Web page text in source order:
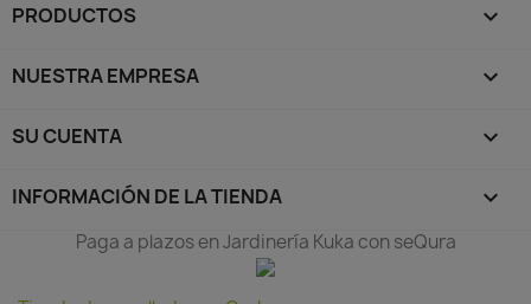
PRODUCTOS 
NUESTRA EMPRESA 
SU CUENTA 
INFORMACIÓN DE LA TIENDA keyboard_arrow_down
Paga a plazos en Jardinería Kuka con seQura